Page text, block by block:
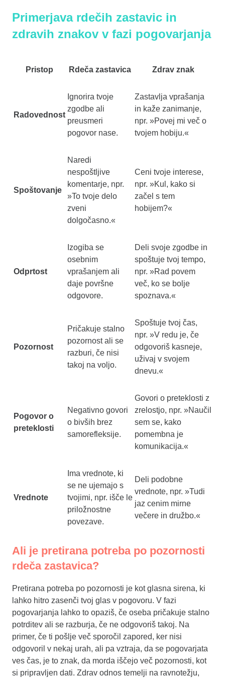
Primerjava rdečih zastavic in
zdravih znakov v fazi pogovarjanja
Pristop Rdeča zastavica Zdrav znak
Radovednost
Ignorira tvoje
zgodbe ali
preusmeri
pogovor nase.
Zastavlja vprašanja
in kaže zanimanje,
npr. »Povej mi več o
tvojem hobiju.«
Spoštovanje
Naredi
nespoštljive
komentarje, npr.
»To tvoje delo
zveni
dolgočasno.«
Ceni tvoje interese,
npr. »Kul, kako si
začel s tem
hobijem?«
Odprtost
Izogiba se
osebnim
vprašanjem ali
daje površne
odgovore.
Deli svoje zgodbe in
spoštuje tvoj tempo,
npr. »Rad povem
več, ko se bolje
spoznava.«
Pozornost
Pričakuje stalno
pozornost ali se
razburi, če nisi
takoj na voljo.
Spoštuje tvoj čas,
npr. »V redu je, če
odgovoriš kasneje,
uživaj v svojem
dnevu.«
Pogovor o
preteklosti
Negativno govori
o bivših brez
samorefleksije.
Govori o preteklosti z
zrelostjo, npr. »Naučil
sem se, kako
pomembna je
komunikacija.«
Vrednote
Ima vrednote, ki
se ne ujemajo s
tvojimi, npr. išče le
priložnostne
povezave.
Deli podobne
vrednote, npr. »Tudi
jaz cenim mirne
večere in družbo.«
Ali je pretirana potreba po pozornosti
rdeča zastavica?
Pretirana potreba po pozornosti je kot glasna sirena, ki
lahko hitro zasenči tvoj glas v pogovoru. V fazi
pogovarjanja lahko to opaziš, če oseba pričakuje stalno
potrditev ali se razburja, če ne odgovoriš takoj. Na
primer, če ti pošlje več sporočil zapored, ker nisi
odgovoril v nekaj urah, ali pa vztraja, da se pogovarjata
ves čas, je to znak, da morda iščejo več pozornosti, kot
si pripravljen dati. Zdrav odnos temelji na ravnotežju,